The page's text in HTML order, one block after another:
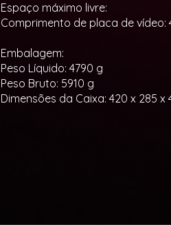
Espaço máximo livre:
Comprimento de placa de vídeo:
Embalagem:
Peso Líquido: 4790 g
Peso Bruto: 5910 g
Dimensões da Caixa: 420 x 285 x